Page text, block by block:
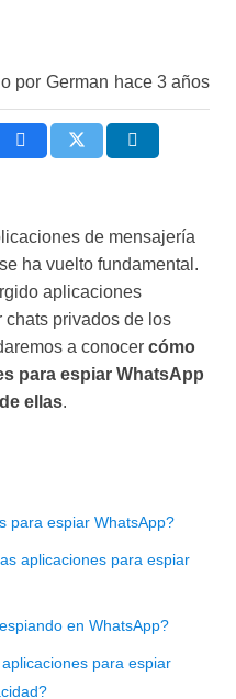
por German hace 3 años
de mensajería
ha vuelto fundamental.
aplicaciones
privados de los
a conocer cómo
para espiar WhatsApp
ellas.
para espiar WhatsApp?
aplicaciones para espiar
en WhatsApp?
para espiar